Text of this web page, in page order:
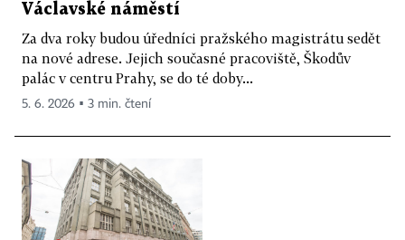
Václavské náměstí
Za dva roky budou úředníci pražského magistrátu sedět
na nové adrese. Jejich současné pracoviště, Škodův
palác v centru Prahy, se do té doby...
5. 6. 2026 ▪ 3 min. čtení